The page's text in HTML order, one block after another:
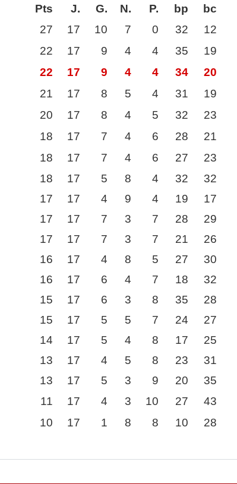
Pts J. G. N. P. bp bc
27 17 10 7 0 32 12
22 17 9 4 4 35 19
22 17 9 4 4 34 20
21 17 8 5 4 31 19
20 17 8 4 5 32 23
18 17 7 4 6 28 21
18 17 7 4 6 27 23
18 17 5 8 4 32 32
17 17 4 9 4 19 17
17 17 7 3 7 28 29
17 17 7 3 7 21 26
16 17 4 8 5 27 30
16 17 6 4 7 18 32
15 17 6 3 8 35 28
15 17 5 5 7 24 27
14 17 5 4 8 17 25
13 17 4 5 8 23 31
13 17 5 3 9 20 35
11 17 4 3 10 27 43
10 17 1 8 8 10 28